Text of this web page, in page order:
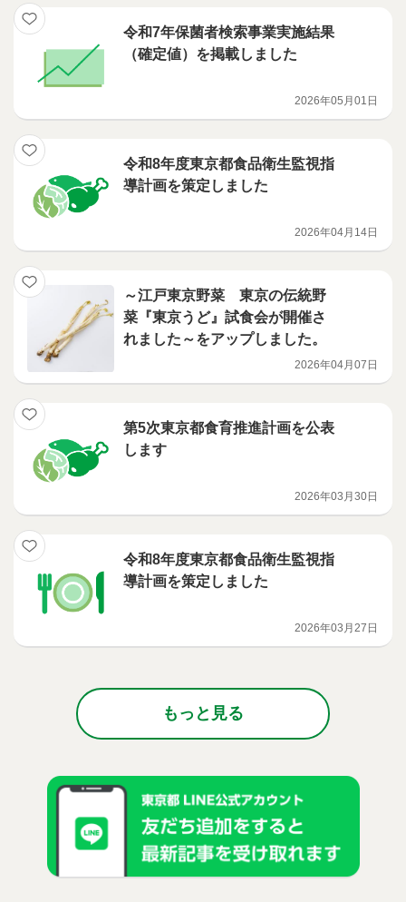
令和7年保菌者検索事業実施結果
（確定値）を掲載しました
2026年05月01日
令和8年度東京都食品衛生監視指
導計画を策定しました
2026年04月14日
～江戸東京野菜 東京の伝統野
菜『東京うど』試食会が開催さ
れました～をアップしました。
2026年04月07日
第5次東京都食育推進計画を公表
します
2026年03月30日
令和8年度東京都食品衛生監視指
導計画を策定しました
2026年03月27日
もっと見る